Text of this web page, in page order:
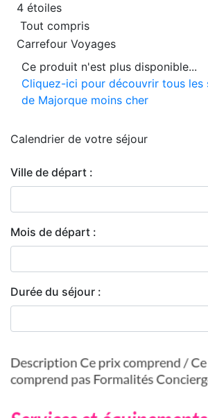
4 étoiles
Tout compris
Carrefour Voyages
Ce produit n'est plus disponible...
Cliquez-ici pour découvrir tous les
de Majorque moins cher
Calendrier de votre séjour
Ville de départ :
Mois de départ :
Durée du séjour :